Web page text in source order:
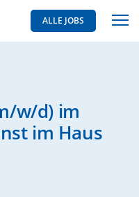
ALLE JOBS
w/d) im
im Haus